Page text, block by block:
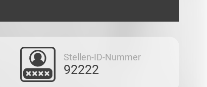
Stellen-ID-Nummer
92222